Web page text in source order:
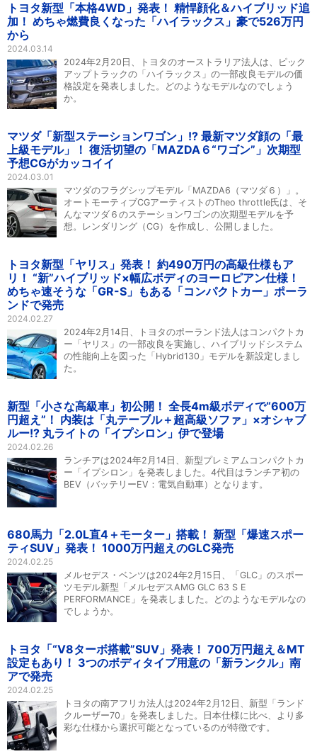
トヨタ新型「本格4WD」発表！ 精悍顔化＆ハイブリッド追
加！ めちゃ燃費良くなった「ハイラックス」豪で526万円
から
2024.03.14
2024年2月20日、トヨタのオーストラリア法人は、ピック
アップトラックの「ハイラックス」の一部改良モデルの価
格設定を発表しました。どのようなモデルなのでしょう
か。
マツダ「新型ステーションワゴン」!? 最新マツダ顔の「最
上級モデル」！ 復活切望の「MAZDA６“ワゴン”」次期型
予想CGがカッコイイ
2024.03.01
マツダのフラグシップモデル「MAZDA6（マツダ６）」。
オートモーティブCGアーティストのTheo throttle氏は、そ
んなマツダ６のステーションワゴンの次期型モデルを予
想。レンダリング（CG）を作成し、公開しました。
トヨタ新型「ヤリス」発表！ 約490万円の高級仕様もア
リ！ “新”ハイブリッド×幅広ボディのヨーロピアン仕様！
めちゃ速そうな「GR-S」もある「コンパクトカー」ポーラ
ンドで発売
2024.02.27
2024年2月14日、トヨタのポーランド法人はコンパクトカ
ー「ヤリス」の一部改良を実施し、ハイブリッドシステム
の性能向上を図った「Hybrid130」モデルを新設定しまし
た。
新型「小さな高級車」初公開！ 全長4m級ボディで“600万
円超え”！ 内装は「丸テーブル＋超高級ソファ」×オシャブ
ルー!? 丸ライトの「イプシロン」伊で登場
2024.02.26
ランチアは2024年2月14日、新型プレミアムコンパクトカ
ー「イプシロン」を発表しました。4代目はランチア初の
BEV（バッテリーEV：電気自動車）となります。
680馬力「2.0L直4＋モーター」搭載！ 新型「爆速スポー
ティSUV」発表！ 1000万円超えのGLC発売
2024.02.25
メルセデス・ベンツは2024年2月15日、「GLC」のスポー
ツモデル新型「メルセデスAMG GLC 63 S E
PERFORMANCE」を発表しました。どのようなモデルなの
でしょうか。
トヨタ「“V8ターボ搭載”SUV」発表！ 700万円超え＆MT
設定もあり！ 3つのボディタイプ用意の「新ランクル」南
アで発売
2024.02.25
トヨタの南アフリカ法人は2024年2月12日、新型「ランド
クルーザー70」を発表しました。日本仕様に比べ、より多
彩な仕様から選択可能となっているのが特徴です。